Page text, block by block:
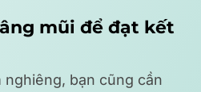
mũi để đạt kết
bạn cũng cần